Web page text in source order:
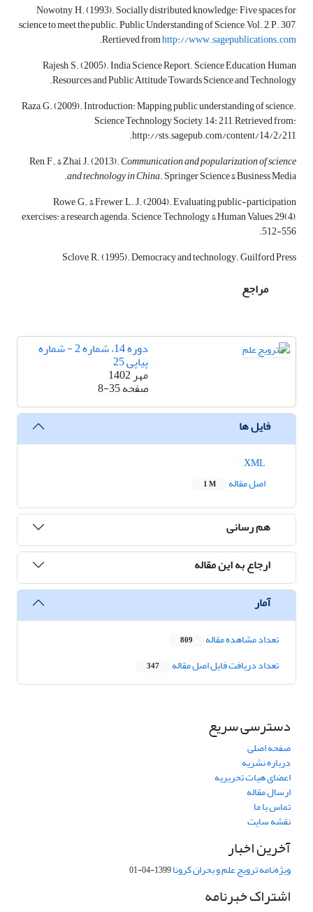
Nowotny, H. (1993). Socially distributed knowledge: Five spaces for
science to meet the public. Public Understanding of Science, Vol. 2, P. 307,
Rertieved fromhttp://www.sagepublications.com
.
Rajesh, S. (2005). India Science Report. Science Education, Human
Resources and Public Attitude Towards Science and Technology.
Raza, G. (2009). Introduction: Mapping public understanding of science.
Science Technology Society, 14: 211, Retrieved from:
http://sts.sagepub.com/content/14/2/211.
Ren, F., & Zhai, J. (2013).Communication and popularization of science
and technology in China. Springer Science & Business Media.
Rowe, G., & Frewer, L. J. (2004). Evaluating public-participation
exercises: a research agenda. Science, Technology, & Human Values, 29(4),
512-556.
Sclove, R. (1995). Democracy and technology. Guilford Press
مراجع
دوره 14، شماره 2 - شماره
پیاپی 25
مهر 1402
صفحه8-35
فایل ها
اصل مقاله
1 M
هم رسانی
ارجاع به این مقاله
آمار
تعداد مشاهده مقاله 809
تعداد دریافت فایل اصل مقاله 347
دسترسی سریع
صفحه اصلی
درباره نشریه
اعضای هیات تحریریه
ارسال مقاله
تماس با ما
نقشه سایت
آخرین اخبار
ویژه‌نامه ترویج علم و بحران کرونا1399-04-01
اشتراک خبرنامه